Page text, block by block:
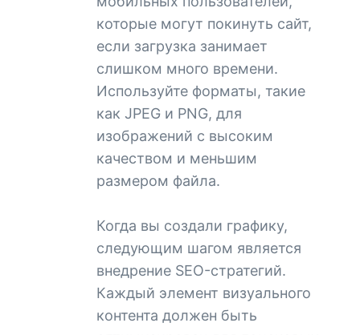
которые могут покинуть сайт,
если загрузка занимает
слишком много времени.
Используйте форматы, такие
как JPEG и PNG, для
изображений с высоким
качеством и меньшим
размером файла.
Когда вы создали графику,
следующим шагом является
внедрение SEO-стратегий.
Каждый элемент визуального
контента должен быть